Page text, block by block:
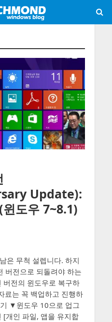
Update):
도우 7~8.1)
은 무척 설렙니다. 하지
버전으로 되돌려야 하는
전의 윈도우로 복구하
료는 꼭 백업하고 진행하
▼윈도우 10으로 업그
[개인 파일, 앱을 유지합